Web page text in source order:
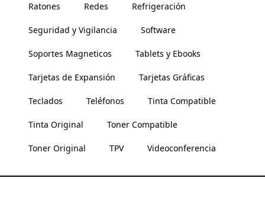
Ratones Redes Refrigeración
Seguridad y Vigilancia Software
Soportes Magneticos Tablets y Ebooks
Tarjetas de Expansión Tarjetas Gráficas
Teclados Teléfonos Tinta Compatible
Tinta Original Toner Compatible
Toner Original TPV Videoconferencia